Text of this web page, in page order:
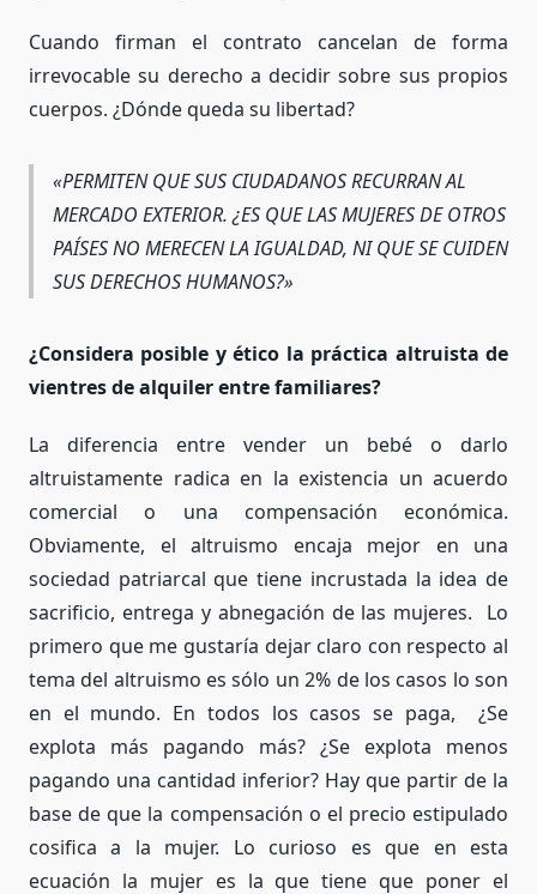
Cuando firman el contrato cancelan de forma
irrevocable su derecho a decidir sobre sus propios
cuerpos. ¿Dónde queda su libertad?
«PERMITEN QUE SUS CIUDADANOS RECURRAN AL
MERCADO EXTERIOR. ¿ES QUE LAS MUJERES DE OTROS
PAÍSES NO MERECEN LA IGUALDAD, NI QUE SE CUIDEN
SUS DERECHOS HUMANOS?»
¿Considera posible y ético la práctica altruista de
vientres de alquiler entre familiares?
La diferencia entre vender un bebé o darlo
altruistamente radica en la existencia un acuerdo
comercial o una compensación económica.
Obviamente, el altruismo encaja mejor en una
sociedad patriarcal que tiene incrustada la idea de
sacrificio, entrega y abnegación de las mujeres. Lo
primero que me gustaría dejar claro con respecto al
tema del altruismo es sólo un 2% de los casos lo son
en el mundo. En todos los casos se paga, ¿Se
explota más pagando más? ¿Se explota menos
pagando una cantidad inferior? Hay que partir de la
base de que la compensación o el precio estipulado
cosifica a la mujer. Lo curioso es que en esta
ecuación la mujer es la que tiene que poner el